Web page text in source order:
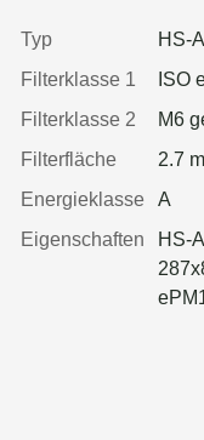
Typ
HS-
Filterklasse 1
ISO
Filterklasse 2
M6
Filterfläche
2.7
Energieklasse
A
Eigenschaften
HS-